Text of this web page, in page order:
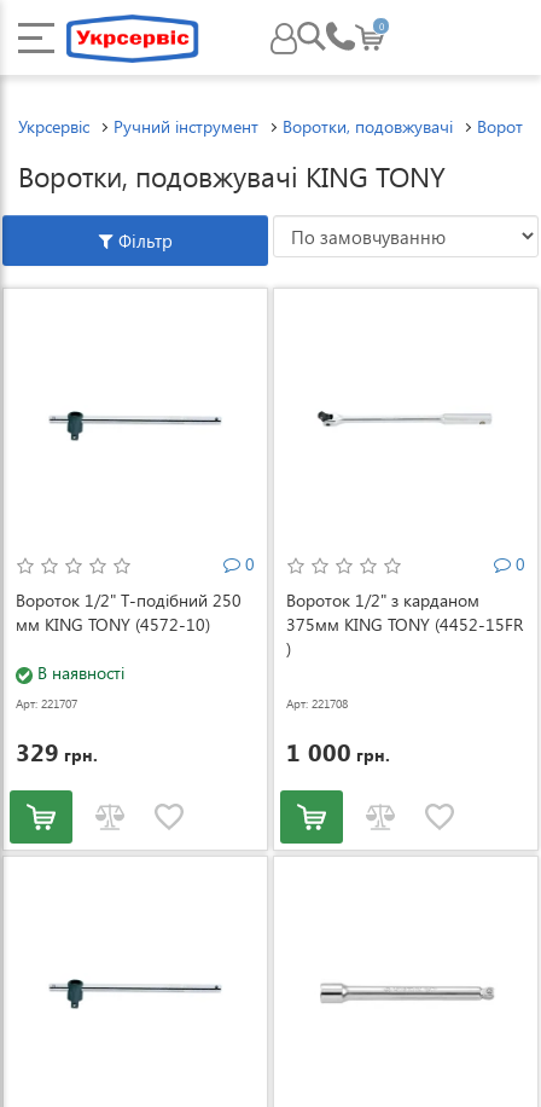
0
Укрсервіс Ручний інструмент Воротки, подовжувачі
Воротки, подовжувачі KING TONY
Фільтр
0
Вороток 1/2" Т-подібний 250
мм KING TONY (4572-10)
В наявності
Арт: 221707
329 грн.
0
Вороток 1/2" з карданом
375мм KING TONY (4452-15FR
)
Арт: 221708
1 000 грн.